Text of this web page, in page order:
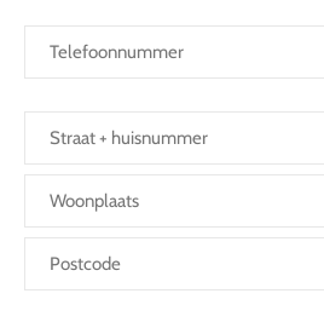
Telefoon
Adres